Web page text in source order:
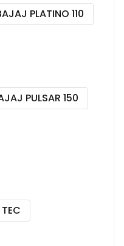
PLATINO 110
PULSAR 150